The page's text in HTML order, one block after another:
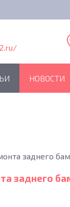
НОВОСТИ
заднего
заднего